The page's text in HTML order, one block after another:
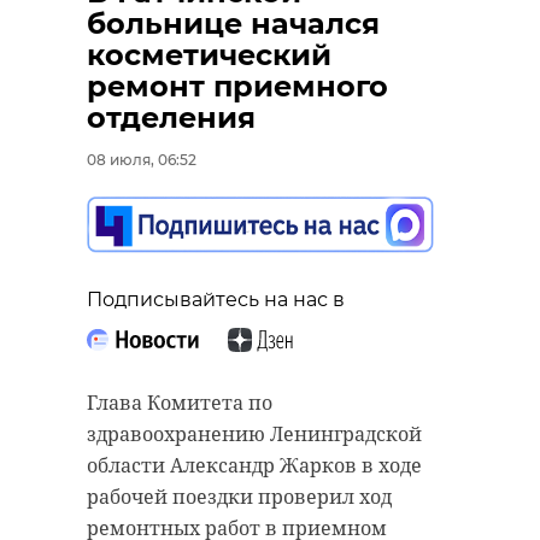
больнице начался
косметический
ремонт приемного
отделения
08 июля, 06:52
Подписывайтесь на нас в
Глава Комитета по
здравоохранению Ленинградской
области Александр Жарков в ходе
рабочей поездки проверил ход
ремонтных работ в приемном
Михаила
Ковальчука с п ...
05 августа, 13:13
украинских